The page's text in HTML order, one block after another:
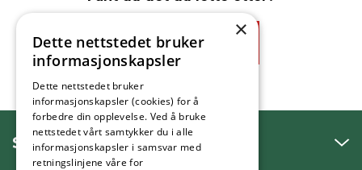
Ja
SNAKK MED OSS
×
Dette nettstedet bruker
informasjonskapsler
Dette nettstedet bruker
informasjonskapsler (cookies) for å
forbedre din opplevelse. Ved å bruke
nettstedet vårt samtykker du i alle
informasjonskapsler i samsvar med
retningslinjene våre for